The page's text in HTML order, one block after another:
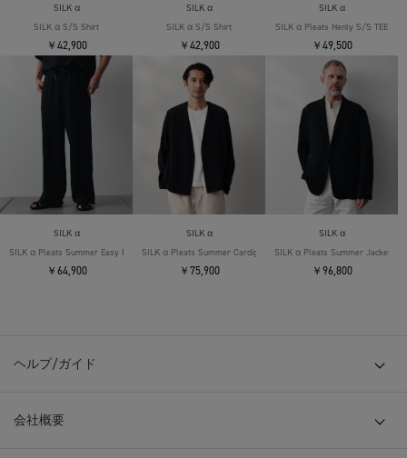
SILK α
SILK α S/S Shirt
￥42,900
SILK α
SILK α S/S Shirt
￥42,900
SILK α
SILK α Pleats Henly S/S TEE
￥49,500
SILK α
SILK α Pleats Summer Easy Pants
￥64,900
SILK α
SILK α Pleats Summer Cardigan
￥75,900
SILK α
SILK α Pleats Summer Jacket
￥96,800
ヘルプ/ガイド
会社概要